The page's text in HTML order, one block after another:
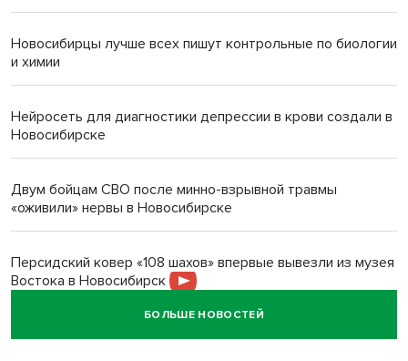
Новосибирцы лучше всех пишут контрольные по биологии
и химии
Нейросеть для диагностики депрессии в крови создали в
Новосибирске
Двум бойцам СВО после минно-взрывной травмы
«оживили» нервы в Новосибирске
Персидский ковер «108 шахов» впервые вывезли из музея
Востока в Новосибирск
БОЛЬШЕ НОВОСТЕЙ